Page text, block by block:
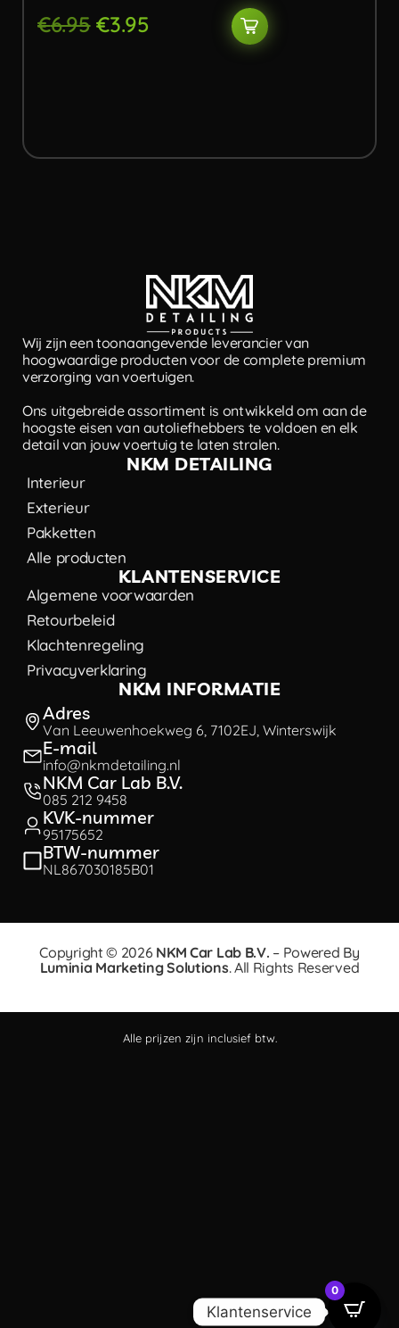
€6.95 €3.95
Wij zijn een toonaangevende leverancier van
hoogwaardige producten voor de complete premium
verzorging van voertuigen.
Ons uitgebreide assortiment is ontwikkeld om aan de
hoogste eisen van autoliefhebbers te voldoen en elk
detail van jouw voertuig te laten stralen.
NKM DETAILING
Interieur
Exterieur
Pakketten
Alle producten
KLANTENSERVICE
Algemene voorwaarden
Retourbeleid
Klachtenregeling
Privacyverklaring
NKM INFORMATIE
Adres
Van Leeuwenhoekweg 6, 7102EJ, Winterswijk
E-mail
info@nkmdetailing.nl
NKM Car Lab B.V.
085 212 9458
KVK-nummer
95175652
BTW-nummer
NL867030185B01
Copyright © 2026 NKM Car Lab B.V. – Powered By
Luminia Marketing Solutions. All Rights Reserved
Alle prijzen zijn inclusief btw.
0
Klantenservice